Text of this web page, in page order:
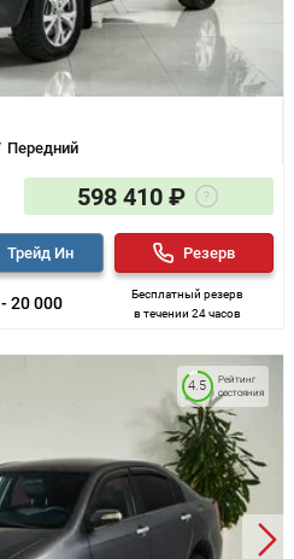
Передний
598 410 ₽
- 20 000
Трейд Ин
Бесплатный резерв
в течении 24 часов
Резерв
Рейтинг
состояния
4.5